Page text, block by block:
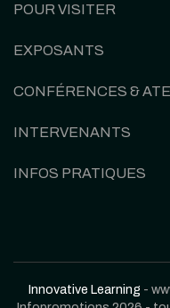
POUR VISITER
EXPOSANTS
CONFÉRENCES &
INTERVENANTS
INFOS PRATIQUES
Innovative Learning -